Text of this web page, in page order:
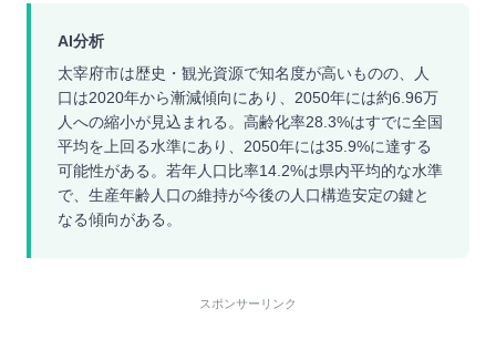
AI分析
太宰府市は歴史・観光資源で知名度が高いものの、人
口は2020年から漸減傾向にあり、2050年には約6.96万
人への縮小が見込まれる。高齢化率28.3%はすでに全国
平均を上回る水準にあり、2050年には35.9%に達する
可能性がある。若年人口比率14.2%は県内平均的な水準
で、生産年齢人口の維持が今後の人口構造安定の鍵と
なる傾向がある。
スポンサーリンク